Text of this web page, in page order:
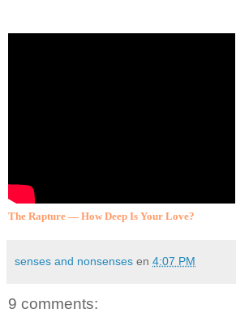
The Rapture — How Deep Is Your Love?
senses and nonsenses en 4:07 PM
9 comments: